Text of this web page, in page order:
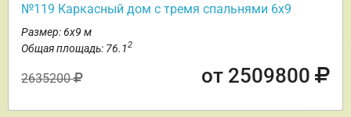
№119 Каркасный дом с тремя спальнями 6х9
Размер: 6х9 м
Общая площадь: 76.12
2635200 от 2509800